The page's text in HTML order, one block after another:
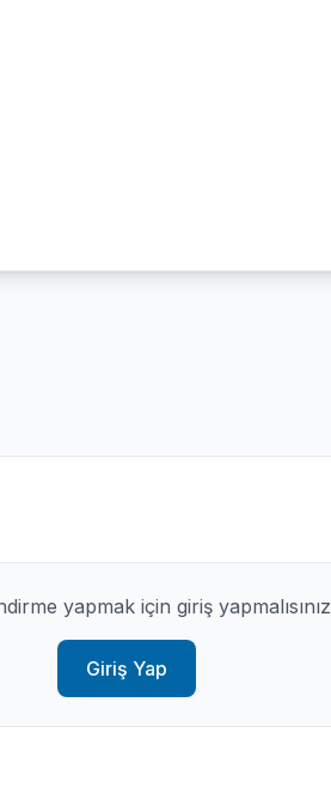
yapmak için giriş yapmalısınız
Giriş Yap